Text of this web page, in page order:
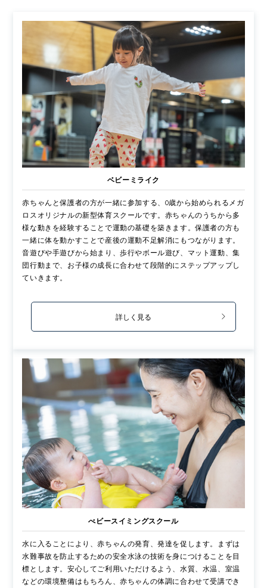
ベビーミライク
赤ちゃんと保護者の方が一緒に参加する、0歳から始められるメガ
ロスオリジナルの新型体育スクールです。赤ちゃんのうちから多
様な動きを経験することで運動の基礎を築きます。保護者の方も
一緒に体を動かすことで産後の運動不足解消にもつながります。
音遊びや手遊びから始まり、歩行やボール遊び、マット運動、集
団行動まで、お子様の成長に合わせて段階的にステップアップし
ていきます。
詳しく見る
べビースイミングスクール
水に入ることにより、赤ちゃんの発育、発達を促します。まずは
水難事故を防止するための安全水泳の技術を身につけることを目
標とします。安心してご利用いただけるよう、水質、水温、室温
などの環境整備はもちろん、赤ちゃんの体調に合わせて受講でき